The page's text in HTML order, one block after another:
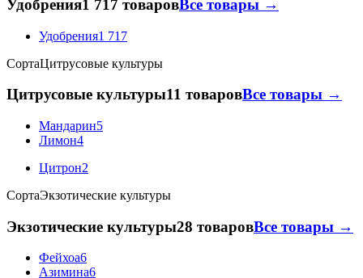
Удобрения1 717 товаровВсе товары →
Удобрения1 717
СортаЦитрусовые культуры
Цитрусовые культуры11 товаровВсе товары →
Мандарин5
Лимон4
Цитрон2
СортаЭкзотические культуры
Экзотические культуры28 товаровВсе товары →
Фейхоа6
Азимина6